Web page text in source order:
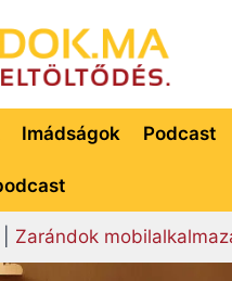
Imádságok Podcast
Zarándok